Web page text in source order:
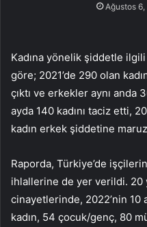
Ağustos
Kadına yönelik şiddetle
göre; 2021’de 290 olan
çıktı ve erkekler aynı anda
ayda 140 kadını taciz etti,
kadın erkek şiddetine
Raporda, Türkiye’de
ihlallerine de yer verildi. 20
cinayetlerinde, 2022’nin 10
kadın, 54 çocuk/genç, 80